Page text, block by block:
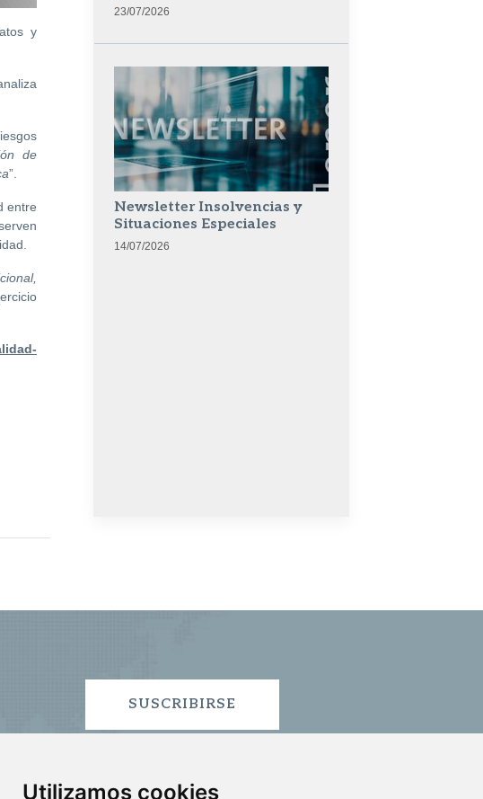
Utilizamos cookies
y
de
”.
entre
23/07/2026
Newsletter Insolvencias y
Situaciones Especiales
14/07/2026
SUSCRIBIRSE